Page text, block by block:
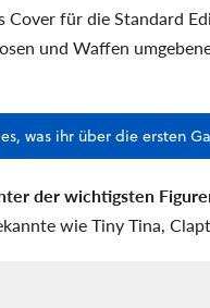
Cover für die Standard
und Waffen
was ihr über die ersten
der wichtigsten
wie Tiny Tina,